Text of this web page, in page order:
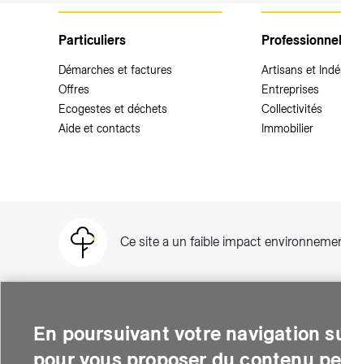
En poursuivant votre navigation
Particuliers
Démarches et factures
Offres
Ecogestes et déchets
Aide et contacts
Artisans et
Entreprises
Collectivités
Immobilier
Ce site a un faible impact
SIG est une entreprise suisse au service de plus de 500